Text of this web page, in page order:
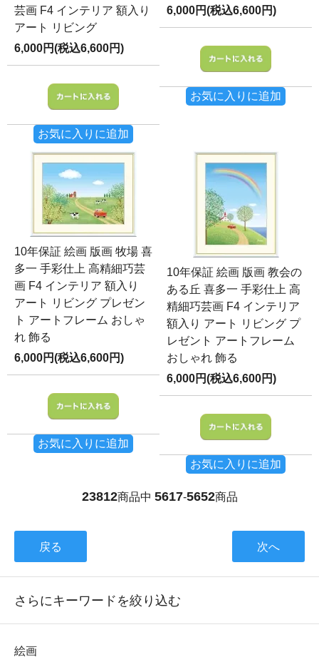
芸画 F4 インテリア 額入り
アート リビング
6,000円(税込6,600円)
お気に入りに追加
6,000円(税込6,600円)
お気に入りに追加
10年保証 絵画 版画 牧場 喜
多一 手彩仕上 高精細巧芸
画 F4 インテリア 額入り
アート リビング プレゼン
ト アートフレーム おしゃ
れ 飾る
6,000円(税込6,600円)
お気に入りに追加
10年保証 絵画 版画 教会の
ある丘 喜多一 手彩仕上 高
精細巧芸画 F4 インテリア
額入り アート リビング プ
レゼント アートフレーム
おしゃれ 飾る
6,000円(税込6,600円)
お気に入りに追加
23812商品中 5617-5652商品
戻る 次へ
さらにキーワードを絞り込む
絵画